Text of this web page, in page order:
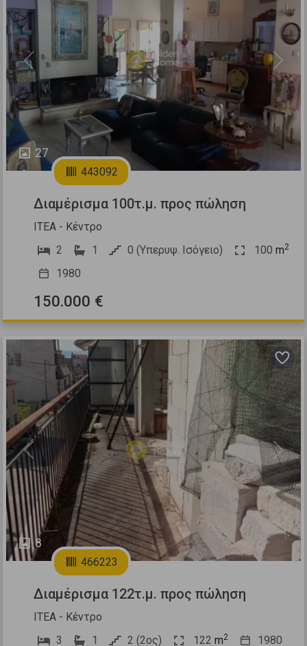
27
Previous Next
443092
Διαμέρισμα 100τ.μ. προς πώληση
ΙΤΕΑ - Κέντρο
2
1 0 (Υπερυψ. Ισόγειο) 100 m2
1980
150.000 €
8
Previous Next
466223
Διαμέρισμα 122τ.μ. προς πώληση
ΙΤΕΑ - Κέντρο
3
1 2 (2ος) 122 m2 1980